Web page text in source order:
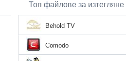
Топ файлове за изтегляне
Behold TV
Comodo